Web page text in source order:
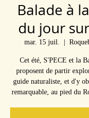
Balade à
du jour
mar. 15 juil.
Cet été, S'PECE et la
proposent de partir
guide naturaliste, et d'y
remarquable, au pied du